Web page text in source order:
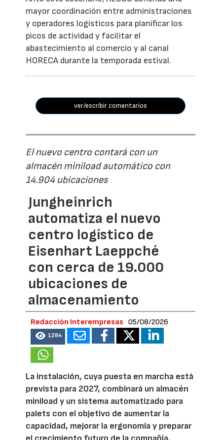
mayor coordinación entre administraciones
y operadores logísticos para planificar los
picos de actividad y facilitar el
abastecimiento al comercio y al canal
HORECA durante la temporada estival.
ver/escribir comentarios
El nuevo centro contará con un
almacén miniload automático con
14.904 ubicaciones
Jungheinrich
automatiza el nuevo
centro logístico de
Eisenhart Laeppché
con cerca de 19.000
ubicaciones de
almacenamiento
Redacción Interempresas 05/08/2026
1284
La instalación, cuya puesta en marcha está
prevista para 2027, combinará un almacén
miniload y un sistema automatizado para
palets con el objetivo de aumentar la
capacidad, mejorar la ergonomía y preparar